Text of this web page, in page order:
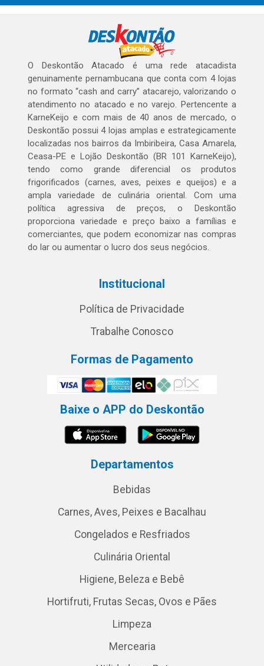
O Deskontão Atacado é uma rede atacadista
genuinamente pernambucana que conta com 4 lojas
no formato “cash and carry” atacarejo, valorizando o
atendimento no atacado e no varejo. Pertencente a
KarneKeijo e com mais de 40 anos de mercado, o
Deskontão possui 4 lojas amplas e estrategicamente
localizadas nos bairros da Imbiribeira, Casa Amarela,
Ceasa-PE e Lojão Deskontão (BR 101 KarneKeijo),
tendo como grande diferencial os produtos
frigorificados (carnes, aves, peixes e queijos) e a
ampla variedade de culinária oriental. Com uma
política agressiva de preços, o Deskontão
proporciona variedade e preço baixo a famílias e
comerciantes, que podem economizar nas compras
do lar ou aumentar o lucro dos seus negócios.
Institucional
Política de Privacidade
Trabalhe Conosco
Formas de Pagamento
Baixe o APP do Deskontão
Departamentos
Bebidas
Carnes, Aves, Peixes e Bacalhau
Congelados e Resfriados
Culinária Oriental
Higiene, Beleza e Bebê
Hortifruti, Frutas Secas, Ovos e Pães
Limpeza
Mercearia